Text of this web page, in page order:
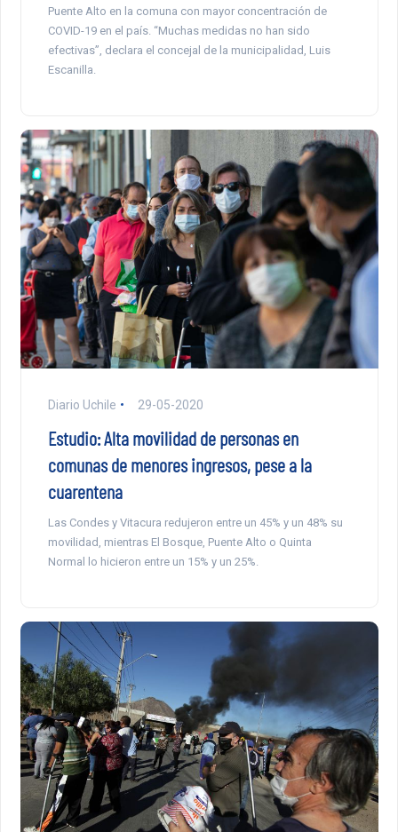
Puente Alto en la comuna con mayor concentración de
COVID-19 en el país. “Muchas medidas no han sido
efectivas”, declara el concejal de la municipalidad, Luis
Escanilla.
Diario Uchile 29-05-2020
Estudio: Alta movilidad de personas en
comunas de menores ingresos, pese a la
cuarentena
Las Condes y Vitacura redujeron entre un 45% y un 48% su
movilidad, mientras El Bosque, Puente Alto o Quinta
Normal lo hicieron entre un 15% y un 25%.